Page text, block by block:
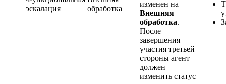
эскалация
обработка
изменен на
Внешняя
обработка.
После
завершения
участия третьей
стороны агент
должен
изменить статус